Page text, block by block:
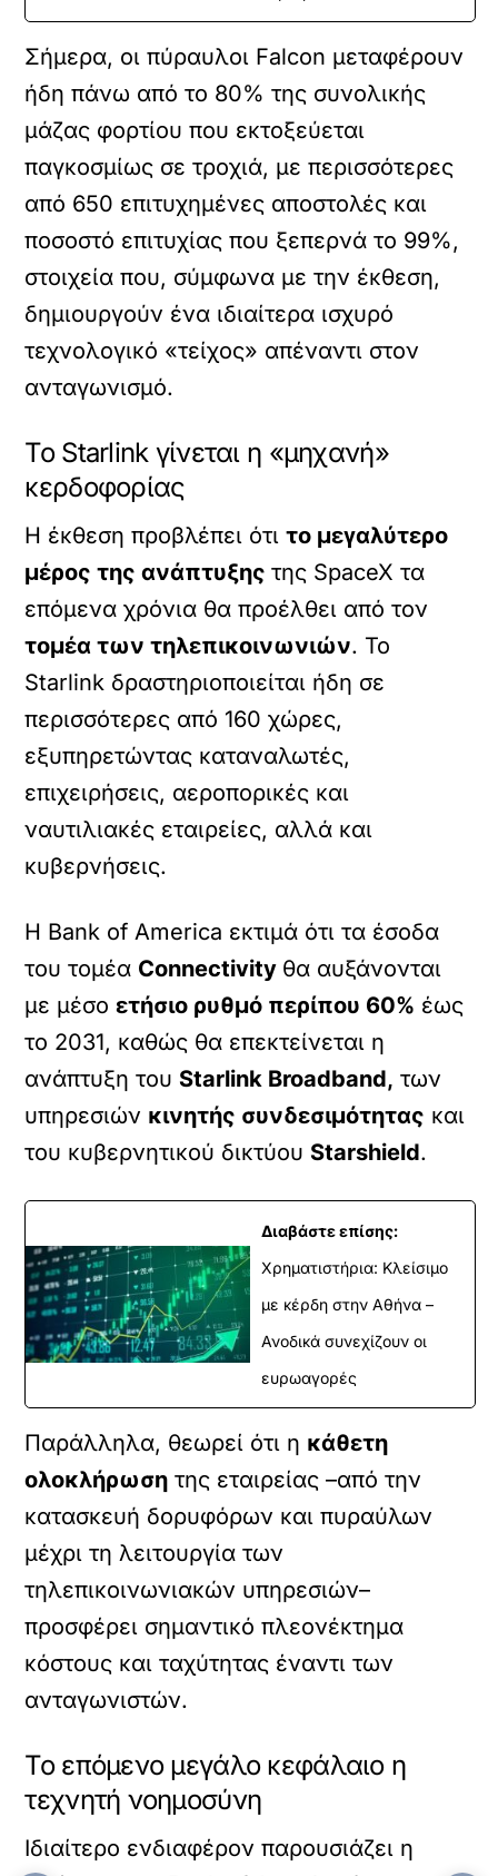
Σήμερα, οι πύραυλοι Falcon μεταφέρουν
ήδη πάνω από το 80% της συνολικής
μάζας φορτίου που εκτοξεύεται
παγκοσμίως σε τροχιά, με περισσότερες
από 650 επιτυχημένες αποστολές και
ποσοστό επιτυχίας που ξεπερνά το 99%,
στοιχεία που, σύμφωνα με την έκθεση,
δημιουργούν ένα ιδιαίτερα ισχυρό
τεχνολογικό «τείχος» απέναντι στον
ανταγωνισμό.
Το Starlink γίνεται η «μηχανή»
κερδοφορίας
Η έκθεση προβλέπει ότιτο μεγαλύτερο
μέρος της ανάπτυξηςτης SpaceX τα
επόμενα χρόνια θα προέλθει από τον
τομέα των τηλεπικοινωνιών. Το
Starlink δραστηριοποιείται ήδη σε
περισσότερες από 160 χώρες,
εξυπηρετώντας καταναλωτές,
επιχειρήσεις, αεροπορικές και
ναυτιλιακές εταιρείες, αλλά και
κυβερνήσεις.
Η Bank of America εκτιμά ότι τα έσοδα
του τομέα Connectivity θα αυξάνονται
με μέσοετήσιο ρυθμό περίπου 60% έως
το 2031, καθώς θα επεκτείνεται η
ανάπτυξη του Starlink Broadband, των
υπηρεσιών κινητής συνδεσιμότητας και
του κυβερνητικού δικτύου Starshield.
Διαβάστε επίσης:
Χρηματιστήρια: Κλείσιμο
με κέρδη στην Αθήνα –
Ανοδικά συνεχίζουν οι
ευρωαγορές
Παράλληλα, θεωρεί ότι η κάθετη
ολοκλήρωση της εταιρείας –από την
κατασκευή δορυφόρων και πυραύλων
μέχρι τη λειτουργία των
τηλεπικοινωνιακών υπηρεσιών–
προσφέρει σημαντικό πλεονέκτημα
κόστους και ταχύτητας έναντι των
ανταγωνιστών.
Το επόμενο μεγάλο κεφάλαιο η
τεχνητή νοημοσύνη
Ιδιαίτερο ενδιαφέρον παρουσιάζει η